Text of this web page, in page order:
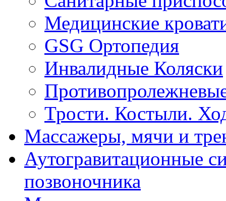
Медицинские
GSG Ортопедия
Инвалидные Коляски
Трости. Костыли.
Массажеры, мячи и
Аутогравитационные
позвоночника